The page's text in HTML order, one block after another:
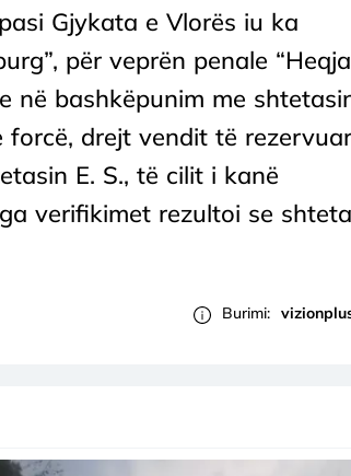
Gjykata e Vlorës iu ka
për veprën penale
në bashkëpunim me
forcë, drejt vendit të rezervuar
E. S., të cilit i kanë
verifikimet rezultoi se
Burimi: